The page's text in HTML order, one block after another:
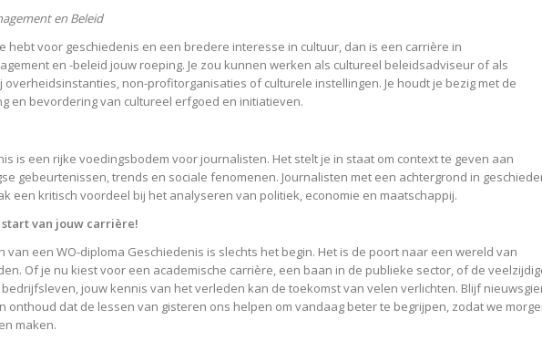
en Beleid
hebt voor geschiedenis en een bredere interesse in cultuur, dan is een carrière in
en -beleid jouw roeping. Je zou kunnen werken als cultureel beleidsadviseur of als
overheidsinstanties, non-profitorganisaties of culturele instellingen. Je houdt je bezig met de
en bevordering van cultureel erfgoed en initiatieven.
is een rijke voedingsbodem voor journalisten. Het stelt je in staat om context te geven aan
gebeurtenissen, trends en sociale fenomenen. Journalisten met een achtergrond in
een kritisch voordeel bij het analyseren van politiek, economie en maatschappij.
start van jouw carrière!
van een WO-diploma Geschiedenis is slechts het begin. Het is de poort naar een wereld van
Of je nu kiest voor een academische carrière, een baan in de publieke sector, of de
jouw kennis van het verleden kan de toekomst van velen verlichten. Blijf
onthoud dat de lessen van gisteren ons helpen om vandaag beter te begrijpen, zodat we
maken.